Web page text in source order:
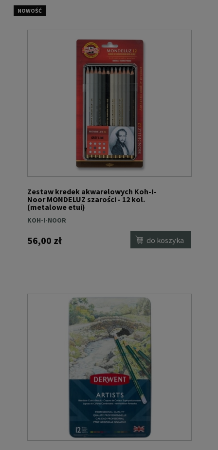
Zestaw kredek akwarelowych Koh-I-
Noor MONDELUZ szarości - 12 kol.
(metalowe etui)
KOH-I-NOOR
56,00 zł do koszyka
NOWOŚĆ